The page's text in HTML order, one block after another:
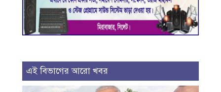
এই বিভাগের আরো খবর